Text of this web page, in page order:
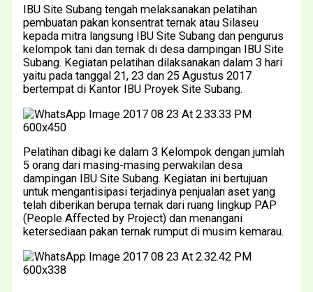
IBU Site Subang tengah melaksanakan pelatihan
pembuatan pakan konsentrat ternak atau Silaseu
kepada mitra langsung IBU Site Subang dan pengurus
kelompok tani dan ternak di desa dampingan IBU Site
Subang. Kegiatan pelatihan dilaksanakan dalam 3 hari
yaitu pada tanggal 21, 23 dan 25 Agustus 2017
bertempat di Kantor IBU Proyek Site Subang.
Pelatihan dibagi ke dalam 3 Kelompok dengan jumlah
5 orang dari masing-masing perwakilan desa
dampingan IBU Site Subang. Kegiatan ini bertujuan
untuk mengantisipasi terjadinya penjualan aset yang
telah diberikan berupa ternak dari ruang lingkup PAP
(People Affected by Project) dan menangani
ketersediaan pakan ternak rumput di musim kemarau.